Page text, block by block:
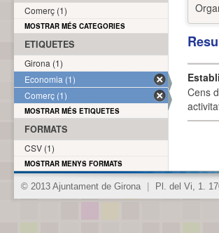
Cens
Comerç (1)
MOSTRAR MÉS CATEGORIES
ETIQUETES
Girona (1)
Economia (1)
Comerç (1)
MOSTRAR MÉS ETIQUETES
FORMATS
CSV (1)
MOSTRAR MENYS FORMATS
© 2013 Ajuntament de Girona Pl. del Vi, 1.